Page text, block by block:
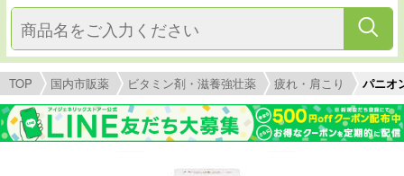
TOP 国内市販薬 ビタミン剤・滋養強壮薬 疲れ・肩こり パニオ